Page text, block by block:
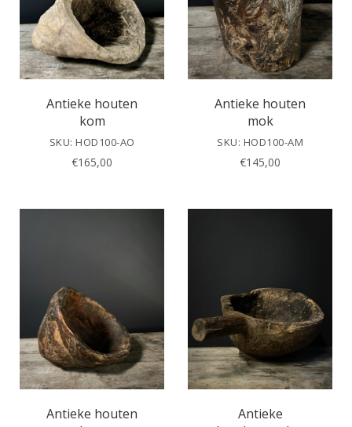
Antieke houten
kom
SKU: HOD100-AO
€165,00
Antieke houten
mok
SKU: HOD100-AM
€145,00
Antieke houten
Antieke